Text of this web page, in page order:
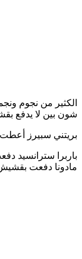
الكثير من نجوم
​شون بين​ لا يدفع
​بريتني سبيرز​ أعطت بقشيش بقيمة 10 سنت لسائق ركن لها
​باربرا سترانسيد​ دفعت بقشيش 10 دولار على
​مادونا​ دفعت بقشيش 18 دولار على فاتورة بقيمة 400 دولار وهي مشهورة جداً